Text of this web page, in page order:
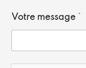
Votre message